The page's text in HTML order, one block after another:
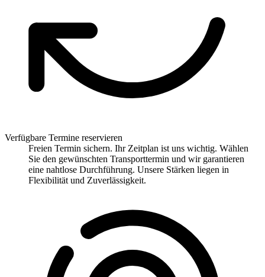
Verfügbare Termine reservieren
Freien Termin sichern. Ihr Zeitplan ist uns wichtig. Wählen
Sie den gewünschten Transporttermin und wir garantieren
eine nahtlose Durchführung. Unsere Stärken liegen in
Flexibilität und Zuverlässigkeit.